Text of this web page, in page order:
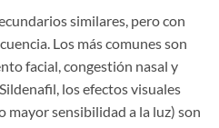
similares, pero con
Los más comunes son
facial, congestión nasal y
los efectos visuales
mayor sensibilidad a la luz) son